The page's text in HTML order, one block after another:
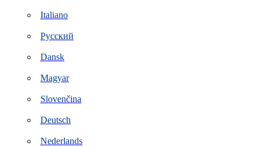
Italiano
Русский
Dansk
Magyar
Slovenčina
Deutsch
Nederlands